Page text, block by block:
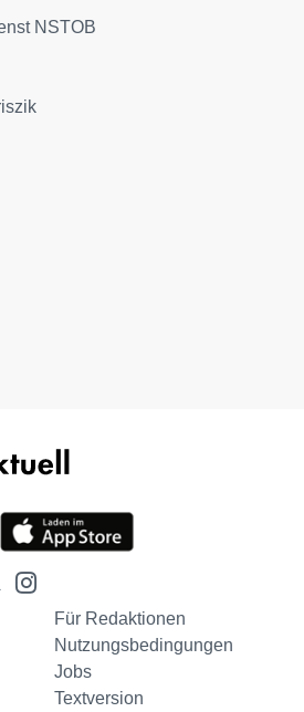
NSTOB
Für Redaktionen
Nutzungsbedingungen
Jobs
Textversion